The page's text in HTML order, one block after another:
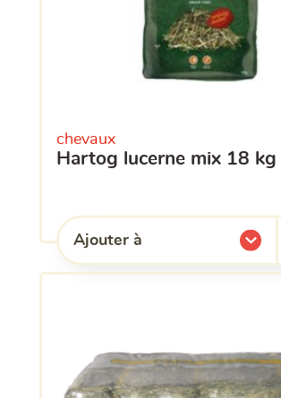
chevaux
hartog lucerne mix 18 kg
Ajouter à
l'une de mes listes.